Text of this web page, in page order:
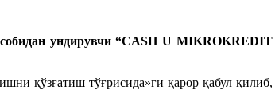
ундирувчи “СASH U MIKROKREDIT
қўзғатиш тўғрисида»ги қарор қабул қилиб,